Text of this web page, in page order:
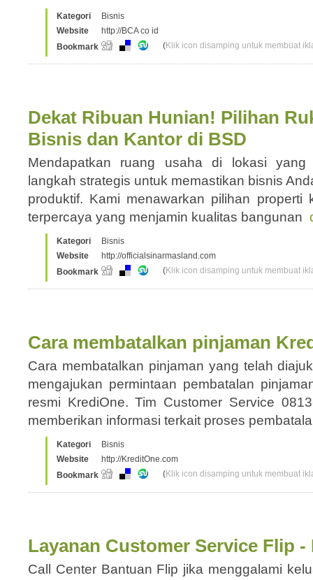
Kategori
Bisnis
Website
http://BCA co id
Bookmark
(Klik icon disamping untuk membuat
Dekat Ribuan Hunian! Pilihan
Bisnis dan Kantor di BSD
Mendapatkan ruang usaha di lokasi yang
langkah strategis untuk memastikan bisnis
produktif. Kami menawarkan pilihan properti
terpercaya yang menjamin kualitas bangunan
Kategori
Bisnis
Website
http://officialsinarmasland.com
Bookmark
(Klik icon disamping untuk membuat
Cara membatalkan pinjaman
Cara membatalkan pinjaman yang telah
mengajukan permintaan pembatalan
resmi KrediOne. Tim Customer Service
memberikan informasi terkait proses
Kategori
Bisnis
Website
http://KreditOne.com
Bookmark
(Klik icon disamping untuk membuat
Layanan Customer Service Flip -
Call Center Bantuan Flip jika menggalami